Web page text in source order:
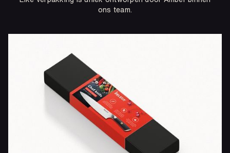
ons team.